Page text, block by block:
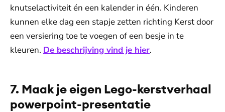
knutselactiviteit én een kalender in één. Kinderen
kunnen elke dag een stapje zetten richting Kerst door
een versiering toe te voegen of een besje in te
kleuren. De beschrijving vind je hier.
7. Maak je eigen Lego-kerstverhaal
powerpoint-presentatie